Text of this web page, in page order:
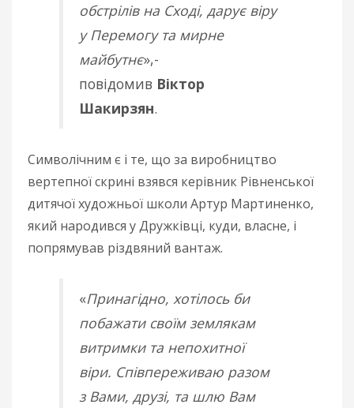
обстрілів на Сході, дарує віру
у Перемогу та мирне
майбутнє»,-
повідомив Віктор
Шакирзян.
Символічним є і те, що за виробництво
вертепної скрині взявся керівник Рівненської
дитячої художньої школи Артур Мартиненко,
який народився у Дружківці, куди, власне, і
попрямував різдвяний вантаж.
«Принагідно, хотілось би
побажати своїм землякам
витримки та непохитної
віри. Співпереживаю разом
з Вами, друзі, та шлю Вам